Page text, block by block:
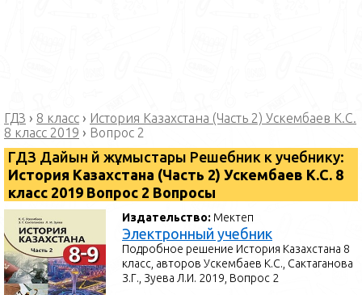
ГДЗ › 8 класс › История Казахстана (Часть 2) Ускембаев К.С.
8 класс 2019 › Вопрос 2
ГДЗ Дайын үй жұмыстары Решебник к учебнику:
История Казахстана (Часть 2) Ускембаев К.С. 8
класс 2019 Вопрос 2 Вопросы
Издательство: Мектеп
Электронный учебник
Подробное решение История Казахстана 8
класс, авторов Ускембаев К.С., Сактаганова
З.Г., Зуева Л.И. 2019, Вопрос 2